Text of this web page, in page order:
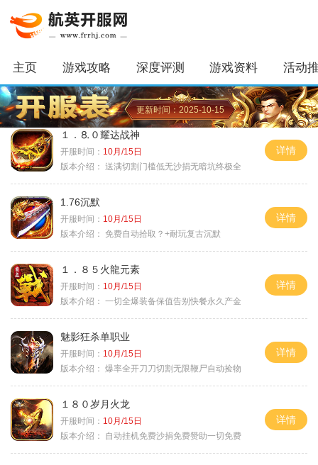
主页 游戏攻略 深度评测 游戏资料 活动
更新时间：2025-10-15
１．⒏０耀达战神
开服时间： 10月/15日
版本介绍： 送满切割门槛低无沙捐无暗坑终极全
详情
1.76沉默
开服时间： 10月/15日
版本介绍： 免费自动拾取？+耐玩复古沉默
详情
１．８５火龍元素
开服时间： 10月/15日
版本介绍： 一切全爆装备保值告别快餐永久产金
详情
魅影狂杀单职业
开服时间： 10月/15日
版本介绍： 爆率全开刀刀切割无限鞭尸自动捡物
详情
１８０岁月火龙
开服时间： 10月/15日
版本介绍：
自动挂机免费沙捐免费赞助一切免费
详情